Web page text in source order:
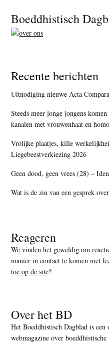
Footer
Boeddhistisch
Recente berichten
Uitnodiging nieuwe Acta
Steeds meer jonge jongens
kanalen met vrouwenhaat en
Vrolijke plaatjes, kille
Liegebeestverkiezing 2026
Geen dood, geen vrees (28) –
Wat is de zin van een gesprek
Reageren
We vinden het geweldig om
manier in contact te komen met
toe op de site?
Over het BD
Het Boeddhistisch Dagblad is
webmagazine over boeddhistische